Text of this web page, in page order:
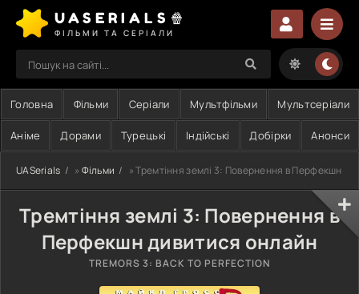
UASERIALS🍿
ФІЛЬМИ ТА СЕРІАЛИ
Головна Фільми Серіали Мультфільми Мультсеріали
Аніме Дорами Турецькі Індійські Добірки Анонси
UASerials » Фільми » Тремтіння землі 3: Повернення в Перфекшн
Тремтіння землі 3: Повернення в
Перфекшн дивитися онлайн
TREMORS 3: BACK TO PERFECTION